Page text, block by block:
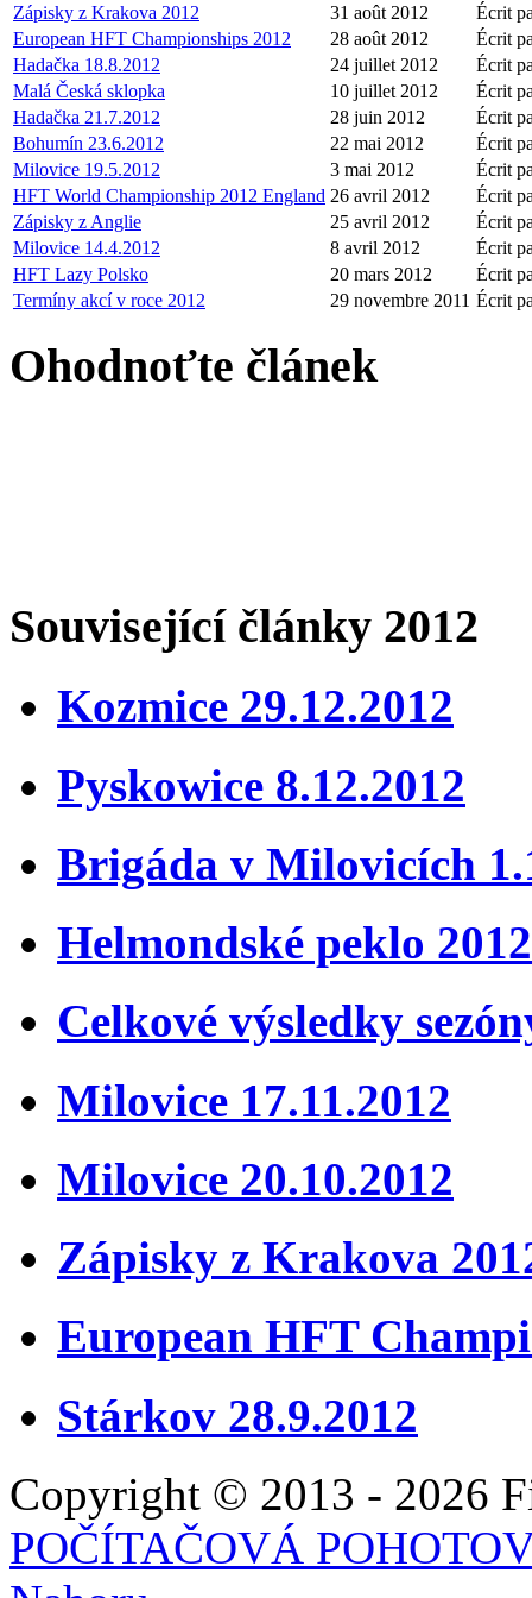
Zápisky z Krakova 2012 31 août 2012
Écrit
European HFT Championships 2012
28 août 2012
Écrit
Hadačka 18.8.2012
24 juillet 2012
Écrit
Malá Česká sklopka
10 juillet 2012
Écrit
Hadačka 21.7.2012
28 juin 2012
Écrit
Bohumín 23.6.2012
22 mai 2012
Écrit
Milovice 19.5.2012
3 mai 2012
Écrit
HFT World Championship 2012 England 26 avril 2012
Écrit
Zápisky z Anglie
25 avril 2012
Écrit
Milovice 14.4.2012
8 avril 2012
Écrit
HFT Lazy Polsko
20 mars 2012
Écrit
Termíny akcí v roce 2012
29 novembre 2011 Écrit
Ohodnoťte článek
Související články 2012
Kozmice 29.12.2012
Pyskowice 8.12.2012
Brigáda v Milovicích
Helmondské peklo 2012
Celkové výsledky
Milovice 17.11.2012
Milovice 20.10.2012
Zápisky z Krakova
European HFT
Stárkov 28.9.2012
Copyright © 2013 - 2026
POČÍTAČOVÁ